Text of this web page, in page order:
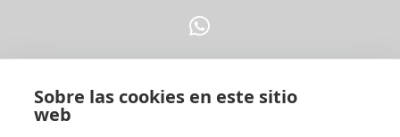
Sobre las cookies en este sitio
web